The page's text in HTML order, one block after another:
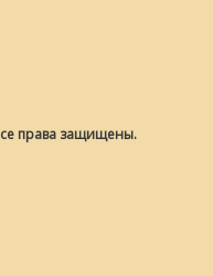
права защищены.